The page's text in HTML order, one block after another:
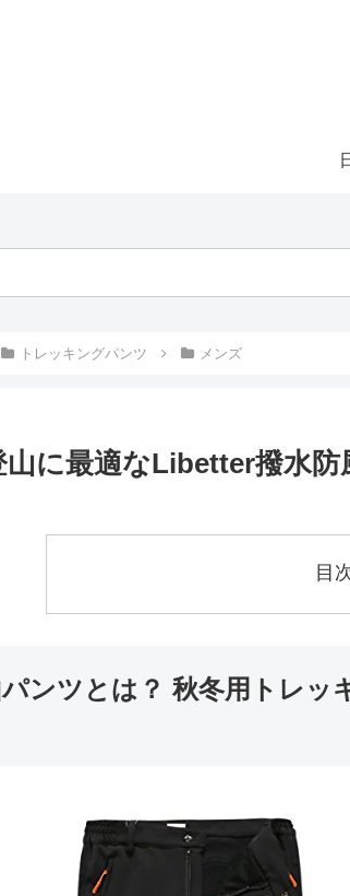
トレッキングパンツ メンズ
山に最適なLibetter撥水防
目
ンツとは？ 秋冬用トレッ